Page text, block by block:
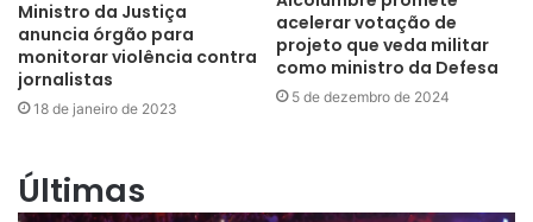
Ministro da Justiça
anuncia órgão para
monitorar violência contra
jornalistas
18 de janeiro de 2023
acelerar votação de
projeto que veda militar
como ministro da Defesa
5 de dezembro de 2024
Últimas